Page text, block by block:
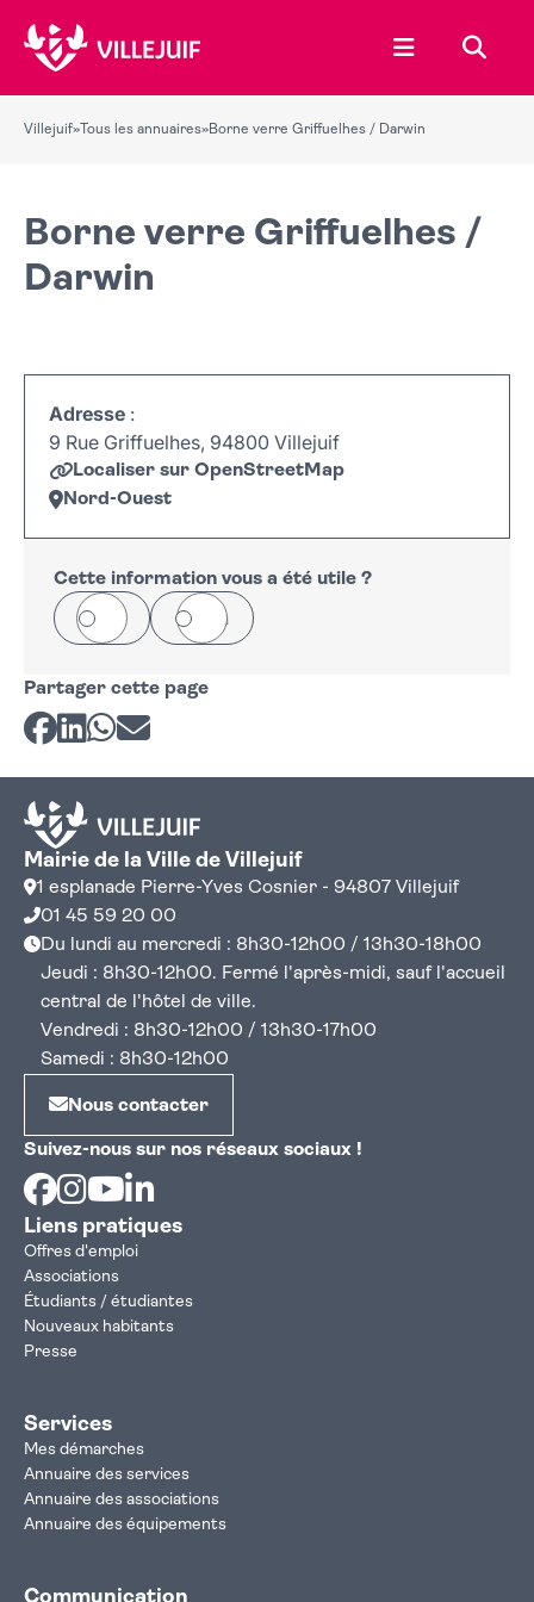
Ouvrir le
Villejuif» Tous les annuaires»Borne verre Griffuelhes / Darwin
Borne verre Griffuelhes /
Darwin
Adresse :
9 Rue Griffuelhes, 94800 Villejuif
Localiser sur OpenStreetMap
Nord-Ouest
+
−
Cette information vous a été utile ?
Oui Non
Partager cette page
Partager sur Facebook
Partager sur LinkedIn
Partager sur Whatsapp
Partager par courriel
Mairie de la Ville de Villejuif
1 esplanade Pierre-Yves Cosnier - 94807 Villejuif
01 45 59 20 00
Du lundi au mercredi : 8h30-12h00 / 13h30-18h00
Jeudi : 8h30-12h00. Fermé l'après-midi, sauf l'accueil
central de l'hôtel de ville.
Vendredi : 8h30-12h00 / 13h30-17h00
Samedi : 8h30-12h00
Nous contacter
Suivez-nous sur nos réseaux sociaux !
Facebook
Instagram
Youtube
Liens pratiques
Offres d'emploi
Associations
Étudiants / étudiantes
Nouveaux habitants
Presse
Services
Mes démarches
Annuaire des services
Annuaire des associations
Annuaire des équipements